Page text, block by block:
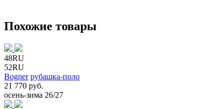
Похожие товары
48RU
52RU
Bogner рубашка-поло
21 770 руб.
осень-зима 26/27